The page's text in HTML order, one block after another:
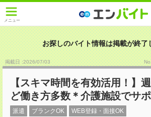
メニュー
お探しのバイト情報は掲載が終了
掲載日 :2026/07/03
【スキマ時間を有効活用！】
ど働き方多数＊介護施設でサ
派遣 ブランクOK WEB登録・面接OK